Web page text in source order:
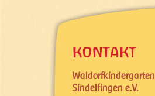
KONTAKT
Waldorfkindergarten
Sindelfingen e.V.